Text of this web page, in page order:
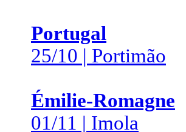
Portugal
25/10 | Portimão
Émilie-Romagne
01/11 | Imola